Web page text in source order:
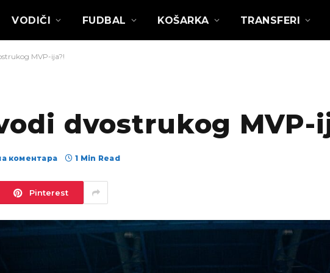
VODIČI FUDBAL KOŠARKA TRANSFERI
MVP-ija?!
dvostrukog MVP-
коментара 1 Min Read
Pinterest